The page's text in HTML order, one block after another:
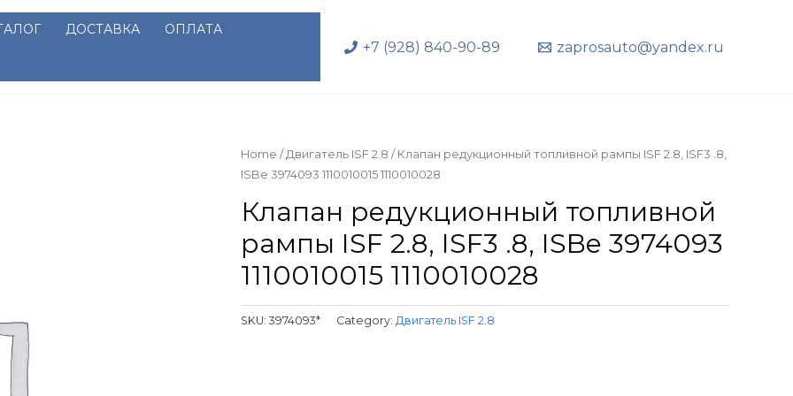
ДОСТАВКА ОПЛАТА
+7 (928) 840-90-89 zaprosauto@yandex.ru
Home / Двигатель ISF 2.8 / Клапан редукционный топливной рампы ISF 2.8, ISF3 .8,
ISBe 3974093 1110010015 1110010028
Клапан редукционный топливной
рампы ISF 2.8, ISF3 .8, ISBe 3974093
1110010015 1110010028
SKU:3974093* Category: Двигатель ISF 2.8